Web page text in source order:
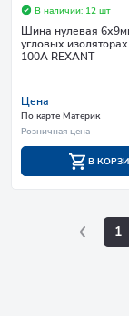
В наличии: 12 шт
Шина нулевая
угловых
100А REXANT
Цена
По карте Материк
Розничная цена
В
1